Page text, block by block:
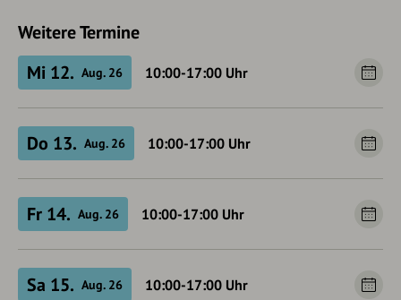
Weitere Termine
Mi 12. Aug. 26 10:00-17:00 Uhr
Do 13. Aug. 26 10:00-17:00 Uhr
Fr 14. Aug. 26 10:00-17:00 Uhr
Sa 15. Aug. 26 10:00-17:00 Uhr